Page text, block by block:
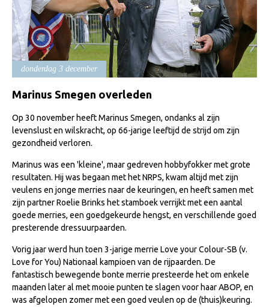
Import registratie
Veulenregistratie
I&R Registratie
Informatie overschrijven paspoort
Formulier overschrijven op naam
Animal Health Regulation
Gids voor Goede Praktijken
Tarievenlijst
Veel gestelde vragen
Webshop
NRPS Select Sale
NRPS Keuringen
Hengstenkeuring
donderdag 3 december
Marinus Smegen overleden
Op 30 november heeft Marinus Smegen, ondanks al zijn
levenslust en wilskracht, op 66-jarige leeftijd de strijd om zijn
gezondheid verloren.
Marinus was een 'kleine', maar gedreven hobbyfokker met grote
resultaten. Hij was begaan met het NRPS, kwam altijd met zijn
veulens en jonge merries naar de keuringen, en heeft samen met
zijn partner Roelie Brinks het stamboek verrijkt met een aantal
goede merries, een goedgekeurde hengst, en verschillende goed
presterende dressuurpaarden.
Vorig jaar werd hun toen 3-jarige merrie Love your Colour-SB (v.
Love for You) Nationaal kampioen van de rijpaarden. De
fantastisch bewegende bonte merrie presteerde het om enkele
maanden later al met mooie punten te slagen voor haar ABOP, en
was afgelopen zomer met een goed veulen op de (thuis)keuring.